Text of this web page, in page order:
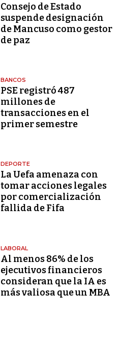
Consejo de Estado
suspende designación
de Mancuso como gestor
de paz
BANCOS
PSE registró 487
millones de
transacciones en el
primer semestre
DEPORTE
La Uefa amenaza con
tomar acciones legales
por comercialización
fallida de Fifa
LABORAL
Al menos 86% de los
ejecutivos financieros
consideran que la IA es
más valiosa que un MBA